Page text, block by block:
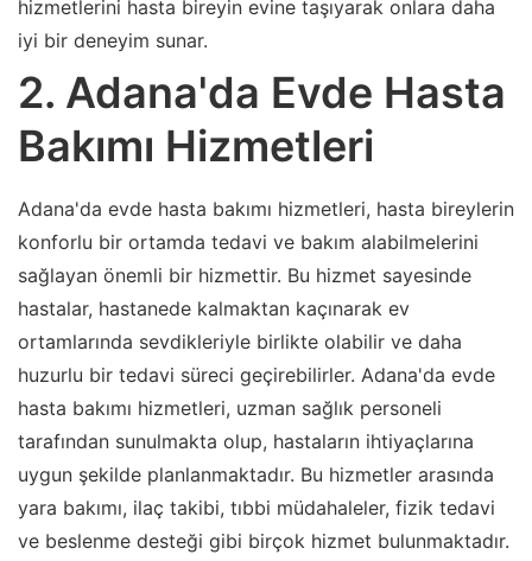
hizmetlerini hasta bireyin evine taşıyarak onlara daha
iyi bir deneyim sunar.
2. Adana'da Evde Hasta
Bakımı Hizmetleri
Adana'da evde hasta bakımı hizmetleri, hasta bireylerin
konforlu bir ortamda tedavi ve bakım alabilmelerini
sağlayan önemli bir hizmettir. Bu hizmet sayesinde
hastalar, hastanede kalmaktan kaçınarak ev
ortamlarında sevdikleriyle birlikte olabilir ve daha
huzurlu bir tedavi süreci geçirebilirler. Adana'da evde
hasta bakımı hizmetleri, uzman sağlık personeli
tarafından sunulmakta olup, hastaların ihtiyaçlarına
uygun şekilde planlanmaktadır. Bu hizmetler arasında
yara bakımı, ilaç takibi, tıbbi müdahaleler, fizik tedavi
ve beslenme desteği gibi birçok hizmet bulunmaktadır.